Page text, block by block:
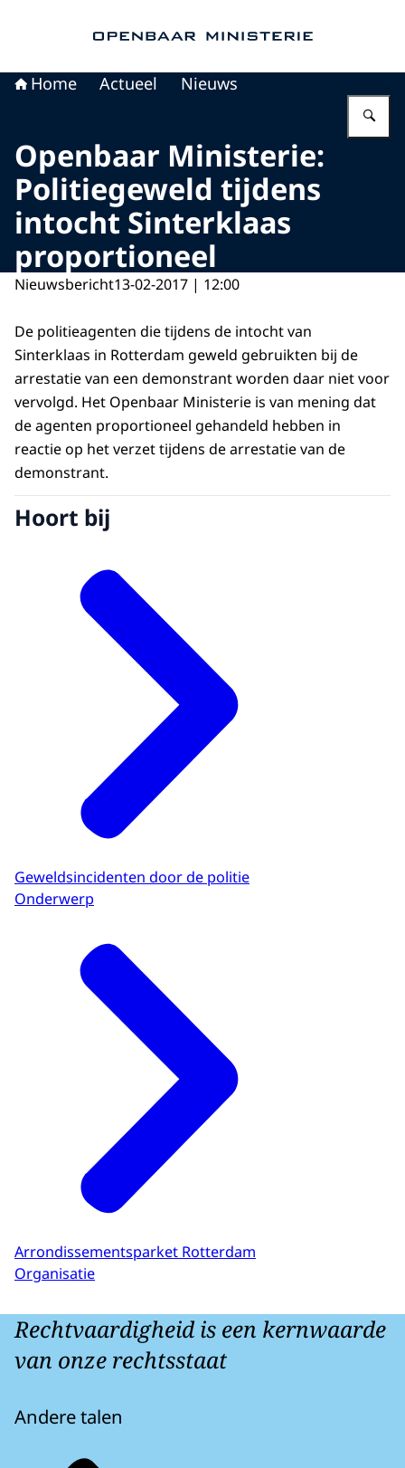
Home Actueel Nieuws
Openbaar Ministerie:
Politiegeweld tijdens
intocht Sinterklaas
proportioneel
Nieuwsbericht13-02-2017 | 12:00
De politieagenten die tijdens de intocht van
Sinterklaas in Rotterdam geweld gebruikten bij de
arrestatie van een demonstrant worden daar niet voor
vervolgd. Het Openbaar Ministerie is van mening dat
de agenten proportioneel gehandeld hebben in
reactie op het verzet tijdens de arrestatie van de
demonstrant.
Hoort bij
Geweldsincidenten door de politie
Onderwerp
Arrondissementsparket Rotterdam
Organisatie
Rechtvaardigheid is een kernwaarde
van onze rechtsstaat
Andere talen